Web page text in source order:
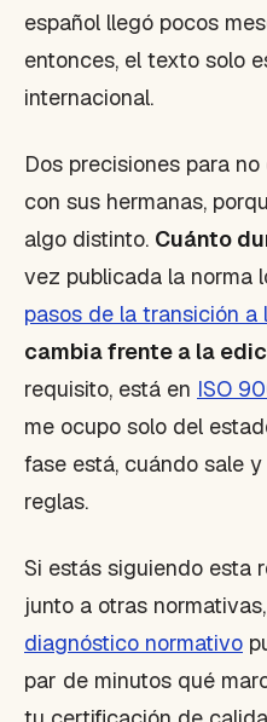
español llegó pocos
entonces, el texto solo
internacional.
Dos precisiones para
con sus hermanas,
algo distinto. Cuánto
vez publicada la norma
pasos de la transición
cambia frente a la
requisito, está en ISO
me ocupo solo del
fase está, cuándo sale
reglas.
Si estás siguiendo esta
junto a otras
diagnóstico normativo
par de minutos qué